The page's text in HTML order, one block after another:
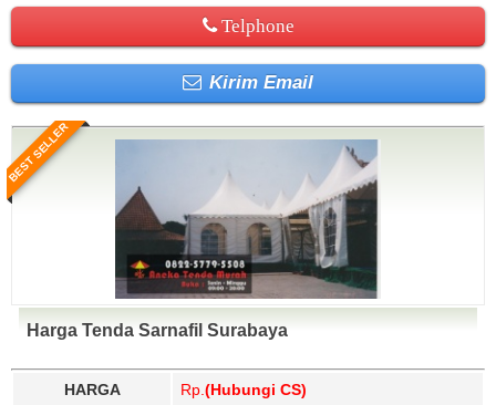
Telphone
Kirim Email
BEST SELLER
Harga Tenda Sarnafil Surabaya
HARGA Rp. (Hubungi CS)